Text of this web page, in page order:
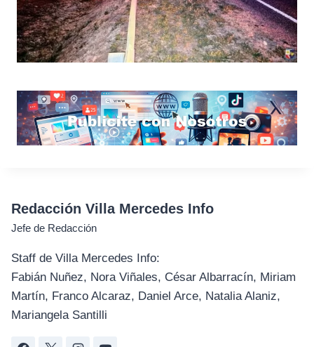
Redacción Villa Mercedes Info
Jefe de Redacción
Staff de Villa Mercedes Info:
Fabián Nuñez, Nora Viñales, César Albarracín, Miriam
Martín, Franco Alcaraz, Daniel Arce, Natalia Alaniz,
Mariangela Santilli